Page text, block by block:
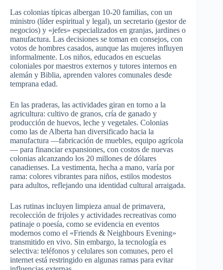
Las colonias típicas albergan 10-20 familias, con un
ministro (líder espiritual y legal), un secretario (gestor de
negocios) y «jefes» especializados en granjas, jardines o
manufactura. Las decisiones se toman en consejos, con
votos de hombres casados, aunque las mujeres influyen
informalmente. Los niños, educados en escuelas
coloniales por maestros externos y tutores internos en
alemán y Biblia, aprenden valores comunales desde
temprana edad.
En las praderas, las actividades giran en torno a la
agricultura: cultivo de granos, cría de ganado y
producción de huevos, leche y vegetales. Colonias
como las de Alberta han diversificado hacia la
manufactura —fabricación de muebles, equipo agrícola
— para financiar expansiones, con costos de nuevas
colonias alcanzando los 20 millones de dólares
canadienses. La vestimenta, hecha a mano, varía por
rama: colores vibrantes para niños, estilos modestos
para adultos, reflejando una identidad cultural arraigada.
Las rutinas incluyen limpieza anual de primavera,
recolección de frijoles y actividades recreativas como
patinaje o poesía, como se evidencia en eventos
modernos como el «Friends & Neighbours Evening»
transmitido en vivo. Sin embargo, la tecnología es
selectiva: teléfonos y celulares son comunes, pero el
internet está restringido en algunas ramas para evitar